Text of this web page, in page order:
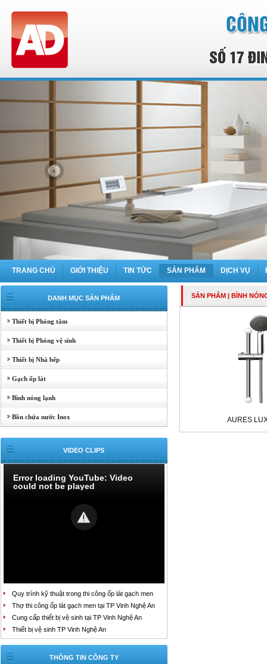
TRANG CHỦ GIỚI THIỆU TIN TỨC SẢN PHẨM DỊCH VỤ
DANH MỤC SẢN PHẨM
Thiết bị Phòng tắm
Thiết bị Phòng vệ sinh
Thiết bị Nhà bếp
Gạch ốp lát
Bình nóng lạnh
Bồn chứa nước Inox
VIDEO CLIPS
Error loading YouTube: Video
could not be played
Quy trình kỹ thuật trong thi công ốp lát gạch men
Thợ thi công ốp lát gạch men tại TP Vinh Nghệ An
Cung cấp thiết bị vệ sinh tại TP Vinh Nghệ An
Thiết bị vệ sinh TP Vinh Nghệ An
THÔNG TIN CÔNG TY
SẢN PHẨM| BÌNH
AURES